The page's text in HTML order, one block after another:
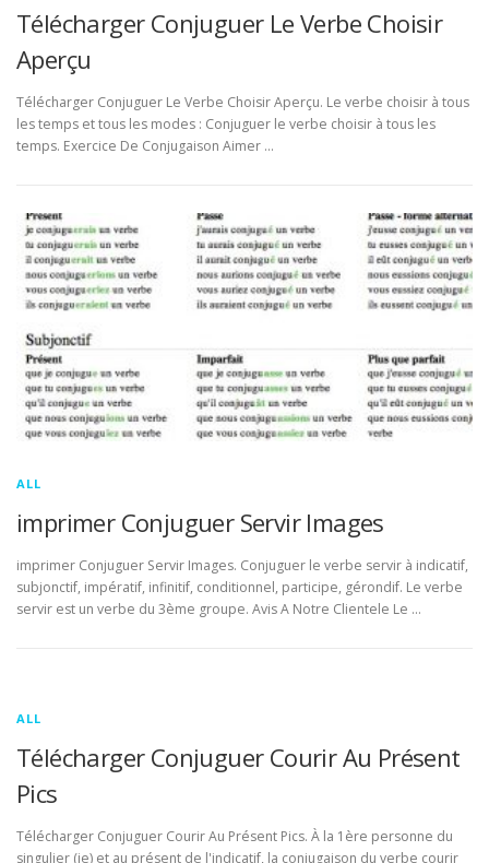
Télécharger Conjuguer Le Verbe Choisir
Aperçu
Télécharger Conjuguer Le Verbe Choisir Aperçu. Le verbe choisir à tous
les temps et tous les modes : Conjuguer le verbe choisir à tous les
temps. Exercice De Conjugaison Aimer …
ALL
imprimer Conjuguer Servir Images
imprimer Conjuguer Servir Images. Conjuguer le verbe servir à indicatif,
subjonctif, impératif, infinitif, conditionnel, participe, gérondif. Le verbe
servir est un verbe du 3ème groupe. Avis A Notre Clientele Le …
ALL
Télécharger Conjuguer Courir Au Présent
Pics
Télécharger Conjuguer Courir Au Présent Pics. À la 1ère personne du
singulier (je) et au présent de l'indicatif, la conjugaison du verbe courir